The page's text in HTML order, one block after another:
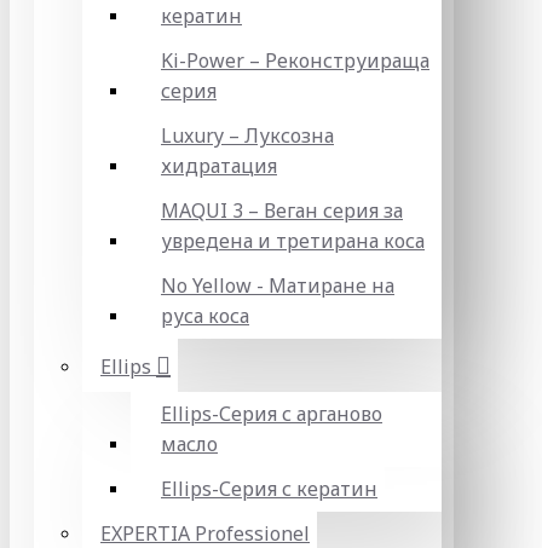
кератин
Ki-Power – Реконструираща
серия
Luxury – Луксозна
хидратация
MAQUI 3 – Веган серия за
увредена и третирана коса
No Yellow - Матиране на
руса коса
Ellips
Ellips-Серия с арганово
масло
Ellips-Серия с кератин
EXPERTIA Professionel